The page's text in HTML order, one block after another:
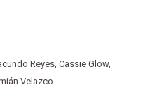
Reyes Cassie Glow,
Velazco